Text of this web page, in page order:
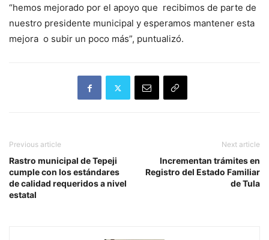
“hemos mejorado por el apoyo que recibimos de parte de
nuestro presidente municipal y esperamos mantener esta
mejora o subir un poco más”, puntualizó.
Previous article
Rastro municipal de Tepeji
cumple con los estándares
de calidad requeridos a nivel
estatal
Next article
Incrementan trámites en
Registro del Estado Familiar
de Tula